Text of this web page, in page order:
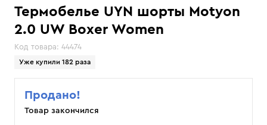
Термобелье UYN шорты Motyon
2.0 UW Boxer Women
Код товара: 44474
Уже купили 182 раза
Продано!
Товар закончился